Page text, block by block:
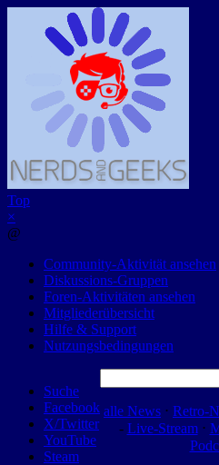
Top
×
@
Community-Aktivität ansehen
Diskussions-Gruppen
Foren-Aktivitäten ansehen
Mitgliederübersicht
Hilfe & Support
Nutzungsbedingungen
Suche
Facebook
X/Twitter
YouTube
Steam
nach:
alle News ⋅ Retro-
- Live-Stream⋅